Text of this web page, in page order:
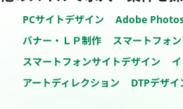
PCサイトデザイン Adobe
バナー・ＬＰ制作
スマートフォ
スマートフォンサイトデザイン
アートディレクション
DTPデザイ